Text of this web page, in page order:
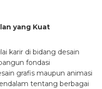
yang Kuat
karir di bidang desain
fondasi
grafis maupun animasi
tentang berbagai